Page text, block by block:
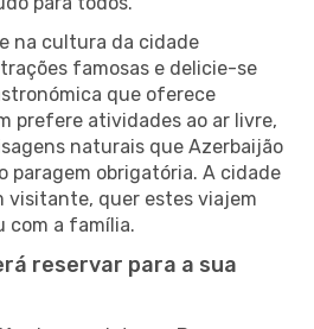
na cultura da cidade
famosas e delicie-se
que oferece
prefere atividades ao ar livre,
naturais que Azerbaijão
paragem obrigatória. A cidade
visitante, quer estes viajem
com a família.
reservar para a sua